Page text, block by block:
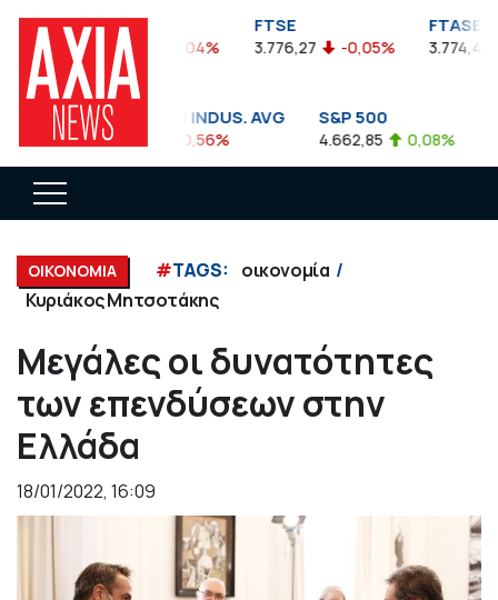
FTSEA
899,47 -0,04%
FTSE
3.776,27 -0,05%
FTASE
3.774,48
DOW JONES INDUS. AVG
35.911,81 -0,56%
S&P 500
4.662,85 0,08%
ΟΙΚΟΝΟΜΙΑ #TAGS:
οικονομία
Κυριάκος Μητσοτάκης
Μεγάλες οι δυνατότητες
των επενδύσεων στην
Ελλάδα
18/01/2022, 16:09